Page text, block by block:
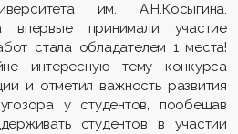
им. А.Н.Косыгина.
впервые принимали участие
стала обладателем 1 места!
интересную тему конкурса
и отметил важность развития
у студентов, пообещав
студентов в участии